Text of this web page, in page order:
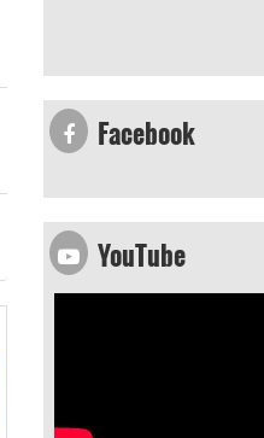
Facebook
YouTube